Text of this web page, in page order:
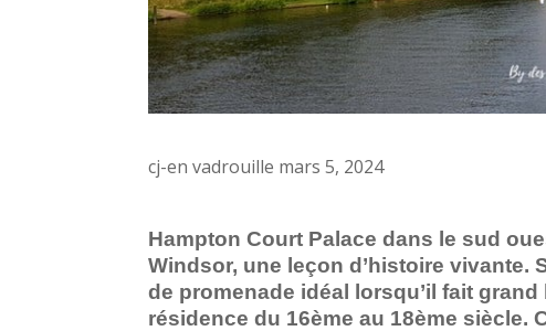
cj-en vadrouille mars 5, 2024
Hampton Court Palace dans le sud
Windsor, une leçon d’histoire vivante.
de promenade idéal lorsqu’il fait
résidence du 16ème au 18ème siècle.